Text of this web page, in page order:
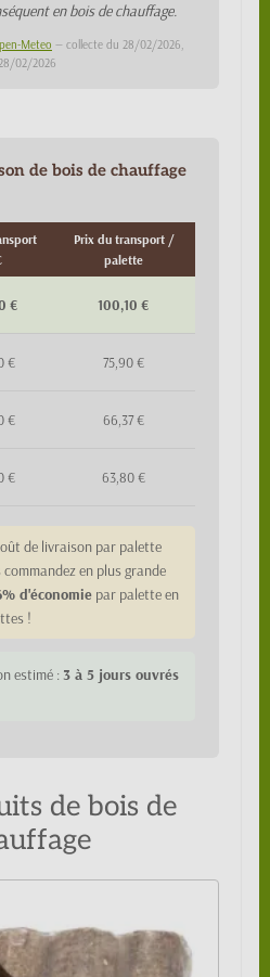
en bois de chauffage.
Meteo — collecte du 28/02/2026,
02/2026
de bois de chauffage
Prix du transport /
palette
€ 100,10 €
€ 75,90 €
€ 66,37 €
€ 63,80 €
de livraison par palette
en plus grande
d'économie par palette en
!
estimé : 3 à 5 jours ouvrés
de bois de